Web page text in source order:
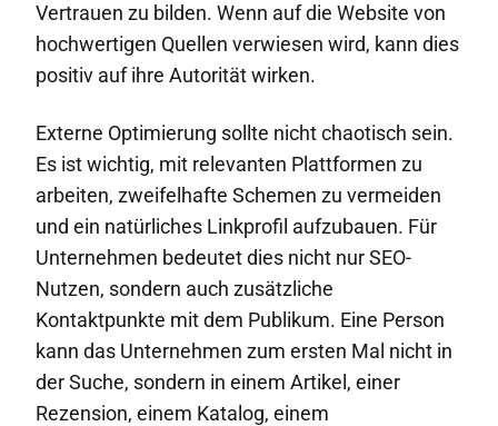
Vertrauen zu bilden. Wenn auf die Website von
hochwertigen Quellen verwiesen wird, kann dies
positiv auf ihre Autorität wirken.
Externe Optimierung sollte nicht chaotisch sein.
Es ist wichtig, mit relevanten Plattformen zu
arbeiten, zweifelhafte Schemen zu vermeiden
und ein natürliches Linkprofil aufzubauen. Für
Unternehmen bedeutet dies nicht nur SEO-
Nutzen, sondern auch zusätzliche
Kontaktpunkte mit dem Publikum. Eine Person
kann das Unternehmen zum ersten Mal nicht in
der Suche, sondern in einem Artikel, einer
Rezension, einem Katalog, einem